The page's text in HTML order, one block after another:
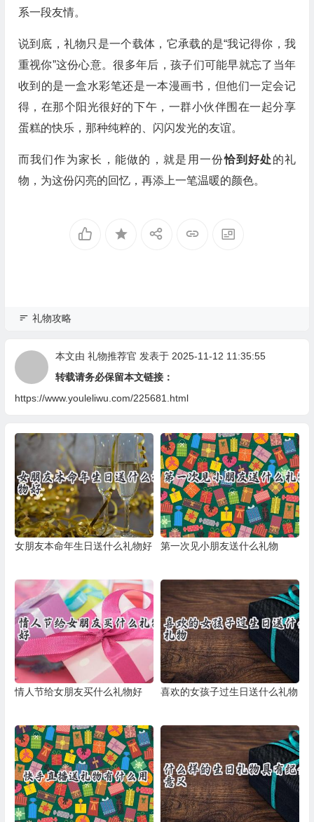
系一段友情。
说到底，礼物只是一个载体，它承载的是“我记得你，我
重视你”这份心意。很多年后，孩子们可能早就忘了当年
收到的是一盒水彩笔还是一本漫画书，但他们一定会记
得，在那个阳光很好的下午，一群小伙伴围在一起分享
蛋糕的快乐，那种纯粹的、闪闪发光的友谊。
而我们作为家长，能做的，就是用一份恰到好处的礼
物，为这份闪亮的回忆，再添上一笔温暖的颜色。
礼物攻略
本文由 礼物推荐官 发表于 2025-11-12 11:35:55
转载请务必保留本文链接：
https://www.youleliwu.com/225681.html
女朋友本命年生日送什么礼物好 第一次见小朋友送什么礼物
情人节给女朋友买什么礼物好 喜欢的女孩子过生日送什么礼物